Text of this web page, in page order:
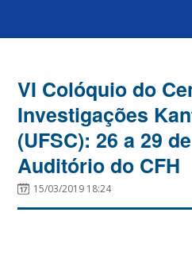
VI Colóquio do
Investigações
(UFSC): 26 a 29
Auditório do CFH
15/03/2019 18:24